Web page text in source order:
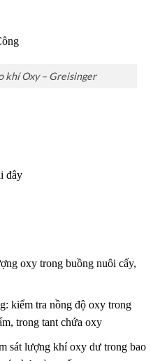
khí Oxy – Greisinger
đây
oxy trong buồng nuôi cấy,
kiểm tra nồng độ oxy trong
trong tant chứa oxy
sát lượng khí oxy dư trong bao